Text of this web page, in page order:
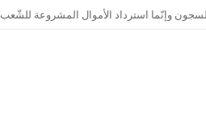
وإنّما استرداد الأموال المشروعة للشّعب